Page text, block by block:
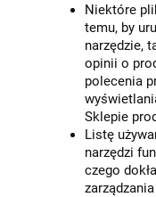
Niektóre
temu, by
narzędzie,
opinii o
polecenia
Sklepie
Listę
narzędzi
czego